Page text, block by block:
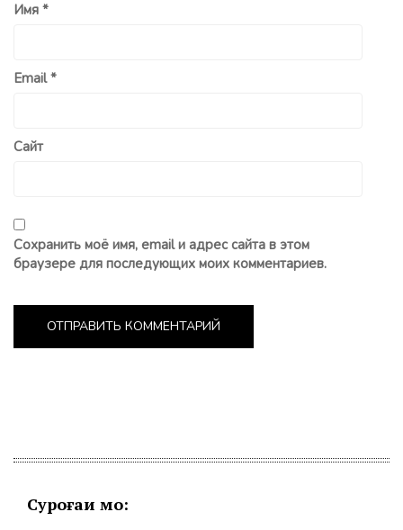
Имя *
Email*
Сайт
Сохранить моё имя, email и адрес сайта в этом
браузере для последующих моих комментариев.
Суроғаи мо: